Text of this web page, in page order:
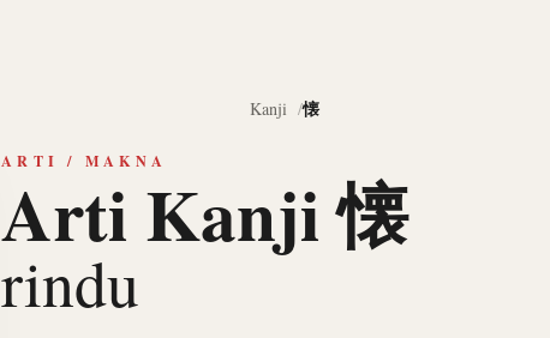
Kanji 懐
ARTI / MAKNA
Arti Kanji 懐
rindu